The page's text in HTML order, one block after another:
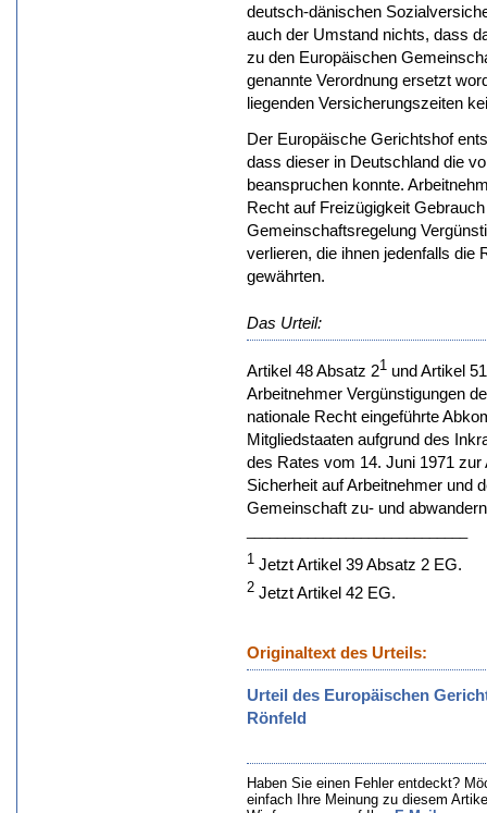
deutsch-dänischen
auch der Umstand nichts, dass
zu den Europäischen
genannte Verordnung ersetzt
liegenden Versicherungszeiten
Der Europäische Gerichtshof
dass dieser in Deutschland die
beanspruchen konnte.
Recht auf Freizügigkeit
Gemeinschaftsregelung
verlieren, die ihnen jedenfalls die
gewährten.
Das Urteil:
Artikel 48 Absatz 21 und Artikel 51
Arbeitnehmer Vergünstigungen
nationale Recht eingeführte
Mitgliedstaaten aufgrund des
des Rates vom 14. Juni 1971
Sicherheit auf Arbeitnehmer und
Gemeinschaft zu- und
1 Jetzt Artikel 39 Absatz 2 EG.
2 Jetzt Artikel 42 EG.
Originaltext des Urteils:
Urteil des Europäischen
Rönfeld
Haben Sie einen Fehler entdeckt?
einfach Ihre Meinung zu diesem